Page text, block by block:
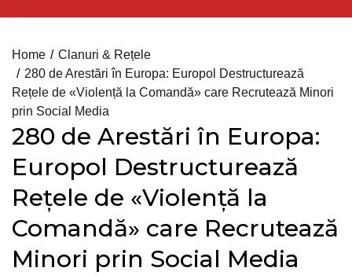
menu
Home
Clanuri & Rețele
280 de Arestări în Europa: Europol Destructurează
Rețele de «Violență la Comandă» care Recrutează Minori
prin Social Media
280 de Arestări în Europa:
Europol Destructurează
Rețele de «Violență la
Comandă» care Recrutează
Minori prin Social Media